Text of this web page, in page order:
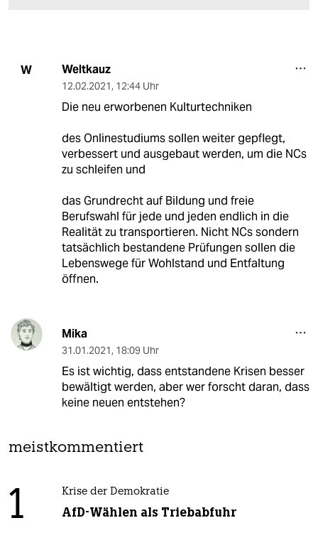
W Weltkauz
12.02.2021, 12:44 Uhr
Die neu erworbenen Kulturtechniken
des Onlinestudiums sollen weiter gepflegt,
verbessert und ausgebaut werden, um die NCs
zu schleifen und
das Grundrecht auf Bildung und freie
Berufswahl für jede und jeden endlich in die
Realität zu transportieren. Nicht NCs sondern
tatsächlich bestandene Prüfungen sollen die
Lebenswege für Wohlstand und Entfaltung
öffnen.
Mika
31.01.2021, 18:09 Uhr
Es ist wichtig, dass entstandene Krisen besser
bewältigt werden, aber wer forscht daran, dass
keine neuen entstehen?
meistkommentiert
1 Krise der Demokratie
AfD-Wählen als Triebabfuhr